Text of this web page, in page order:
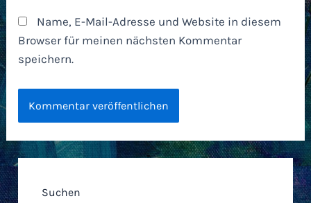
Name, E-Mail-Adresse und Website in diesem
Browser für meinen nächsten Kommentar
speichern.
Suchen